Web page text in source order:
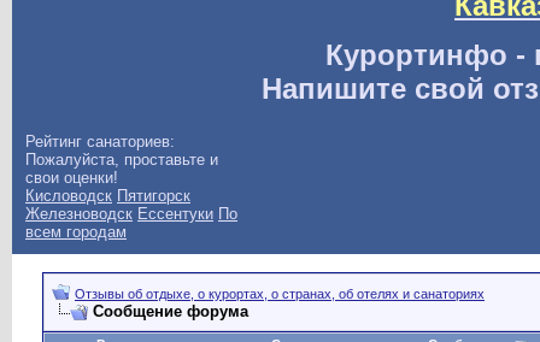
Курортинфо -
Напишите свой
Рейтинг санаториев:
Пожалуйста, проставьте и
свои оценки!
Кисловодск Пятигорск
Железноводск Ессентуки По
всем городам
Отзывы об отдыхе, о курортах, о странах, об отелях и санаториях
Сообщение форума